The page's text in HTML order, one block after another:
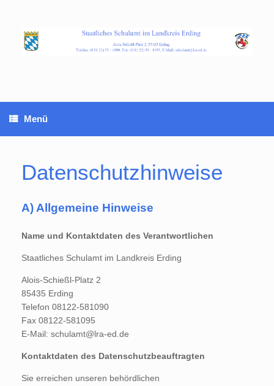
Menü
Datenschutzhinweise
A) Allgemeine Hinweise
Name und Kontaktdaten des Verantwortlichen
Staatliches Schulamt im Landkreis Erding
Alois-Schießl-Platz 2
85435 Erding
Telefon 08122-581090
Fax 08122-581095
E-Mail: schulamt@lra-ed.de
Kontaktdaten des Datenschutzbeauftragten
Sie erreichen unseren behördlichen